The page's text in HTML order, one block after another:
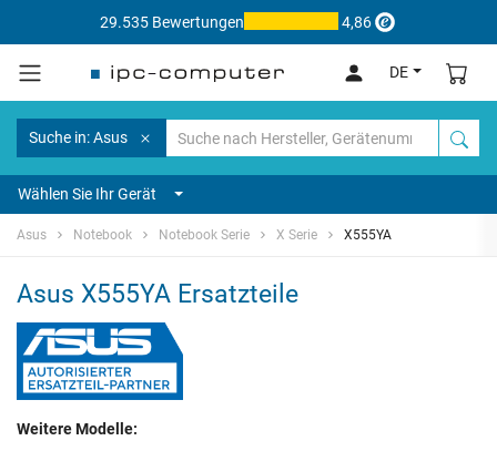
29.535 Bewertungen 4,86
DE
Suche in: Asus
Wählen Sie Ihr Gerät
Asus Notebook Notebook Serie X Serie X555YA
Asus X555YA Ersatzteile
Weitere Modelle: